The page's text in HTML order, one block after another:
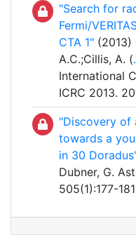
"Search for
Fermi/
CTA 1" (2013)
A.C.;Cillis, A. (
International
ICRC 2013.
"Discovery of
towards a
in 30
Dubner, G.
505(1):177-181